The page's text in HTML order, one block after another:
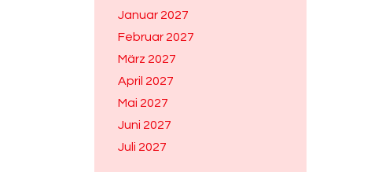
Januar 2027
Februar 2027
März 2027
April 2027
Mai 2027
Juni 2027
Juli 2027